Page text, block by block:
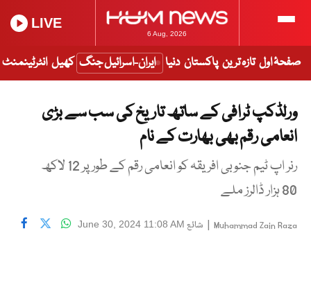
6 Aug, 2026
LIVE
صفحۂ اول تازہ ترین پاکستان دنیا ایران-اسرائیل جنگ کھیل انٹرٹینمنٹ
ورلڈکپ ٹرافی کے ساتھ تاریخ کی سب سے بڑی
انعامی رقم بھی بھارت کے نام
رنر اپ ٹیم جنوبی افریقہ کو انعامی رقم کے طور پر 12 لاکھ
80 ہزار ڈالرز ملے
Muhammad Zain Raza
| شائع June 30, 2024 11:08 AM